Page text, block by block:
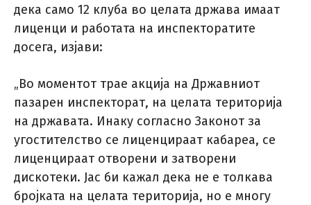
дека само 12 клуба во целата држава имаат
лиценци и работата на инспекторатите
досега, изјави:
„Во моментот трае акција на Државниот
пазарен инспекторат, на целата територија
на државата. Инаку согласно Законот за
угостителство се лиценцираат кабареа, се
лиценцираат отворени и затворени
дискотеки. Јас би кажал дека не е толкава
бројката на целата територија, но е многу